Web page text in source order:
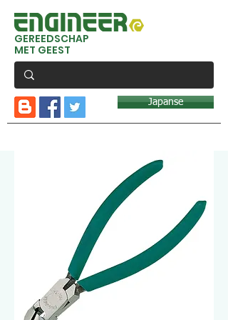
GEREEDSCHAP
MET GEEST
Japanse